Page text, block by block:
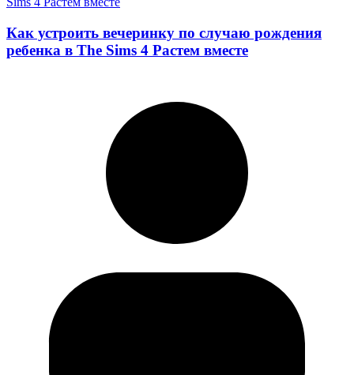
Как устроить вечеринку по случаю рождения
ребенка в The Sims 4 Растем вместе